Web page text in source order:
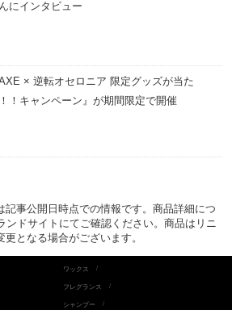
にインタビュー
AXE × 逆転オセロニア 限定グッズが当た
！キャンペーン』が期間限定で開催
記事公開日時点での情報です。商品詳細につ
ンドサイトにてご確認ください。商品はリニ
となる場合がございます。
ワックス
フレグランス
シャンプー